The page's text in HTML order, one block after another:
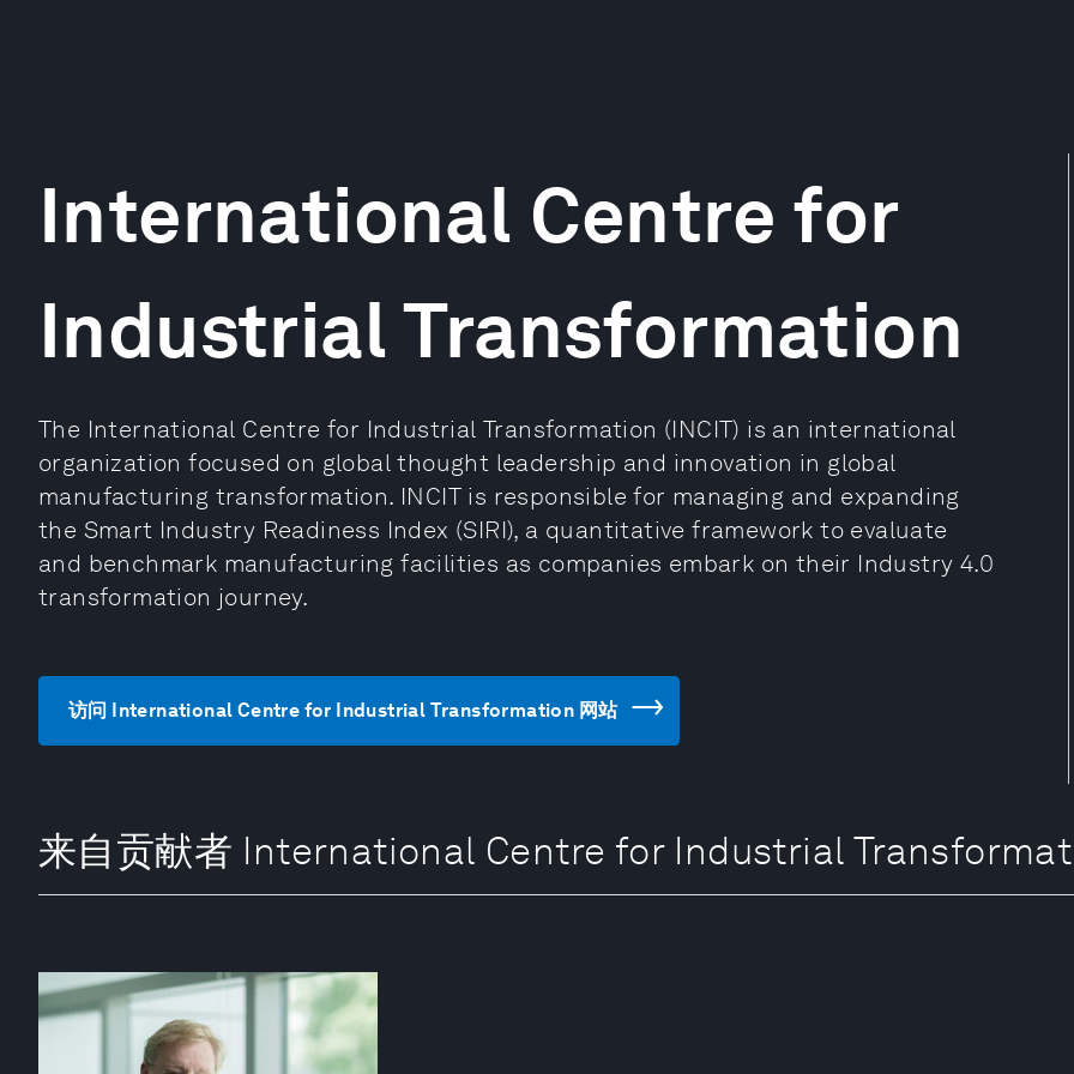
International Centre for
Industrial Transformation
The International Centre for Industrial Transformation (INCIT) is an international
organization focused on global thought leadership and innovation in global
manufacturing transformation. INCIT is responsible for managing and expanding
the Smart Industry Readiness Index (SIRI), a quantitative framework to evaluate
and benchmark manufacturing facilities as companies embark on their Industry 4.0
transformation journey.
访问 International Centre for Industrial Transformation 网站
来自贡献者 International Centre for Industrial